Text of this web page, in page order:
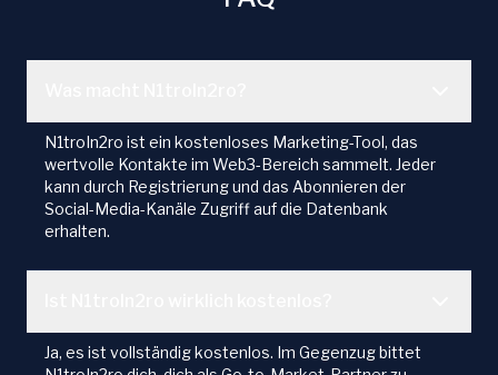
N1troIn2ro ist ein kostenloses Marketing-Tool, das
wertvolle Kontakte im Web3-Bereich sammelt. Jeder
kann durch Registrierung und das Abonnieren der
Social-Media-Kanäle Zugriff auf die Datenbank
erhalten.
Ja, es ist vollständig kostenlos. Im Gegenzug bittet